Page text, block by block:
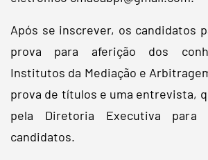
Após se inscrever, os candidatos
prova para aferição dos
Institutos da Mediação e
prova de títulos e uma entrevista,
pela Diretoria Executiva para
candidatos.